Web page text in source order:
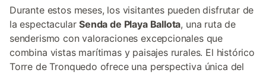
Durante estos meses, los visitantes pueden disfrutar de
la espectacularSenda de Playa Ballota, una ruta de
senderismo con valoraciones excepcionales que
combina vistas marítimas y paisajes rurales. El histórico
Torre de Tronquedo ofrece una perspectiva única del